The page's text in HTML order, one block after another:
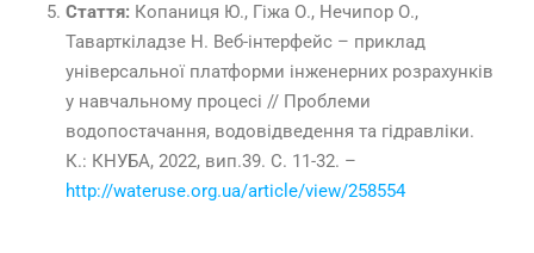
Стаття: Копаниця Ю., Гіжа О., Нечипор О.,
Таварткіладзе Н. Веб-інтерфейс – приклад
універсальної платформи інженерних розрахунків
у навчальному процесі // Проблеми
водопостачання, водовідведення та гідравліки.
К.: КНУБА, 2022, вип.39. С. 11-32. –
http://wateruse.org.ua/article/view/258554